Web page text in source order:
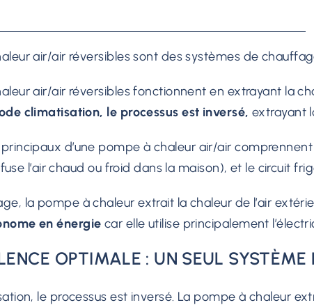
air/air réversibles sont des systèmes de
air/air réversibles fonctionnent en extrayant la
climatisation, le processus est inversé, extrayant
d’une pompe à chaleur air/air
l’air chaud ou froid dans la maison), et le circuit
la pompe à chaleur extrait la chaleur de l’air
en énergie car elle utilise principalement
OPTIMALE : UN SEUL
le processus est inversé. La pompe à chaleur